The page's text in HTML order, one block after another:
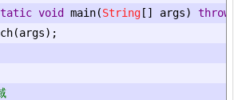
void main(String[] args)
(args);